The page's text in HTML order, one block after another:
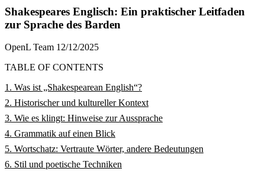
Shakespeares Englisch: Ein praktischer Leitfaden
zur Sprache des Barden
OpenL Team 12/12/2025
TABLE OF CONTENTS
1. Was ist „Shakespearean English“?
2. Historischer und kultureller Kontext
3. Wie es klingt: Hinweise zur Aussprache
4. Grammatik auf einen Blick
5. Wortschatz: Vertraute Wörter, andere Bedeutungen
6. Stil und poetische Techniken